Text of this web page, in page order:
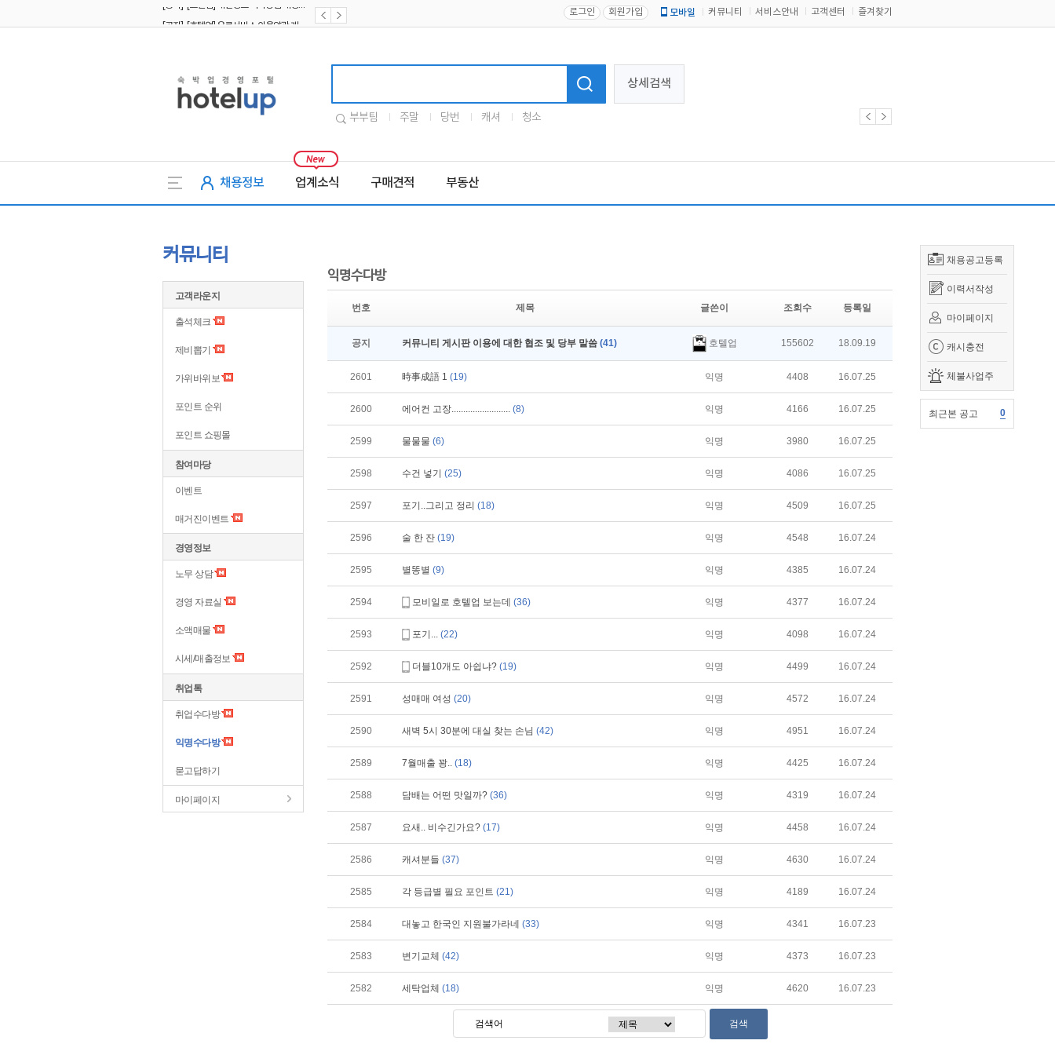
로그인 회원가입 모바일 커뮤니티 서비스안내 고객센터 즐겨찾기
상세검색
부부팀 주말 당번 캐셔 청소
채용정보 업계소식 구매견적 부동산
채용공고등록
이력서작성
마이페이지
캐시충전
체불사업주
최근본 공고 0
커뮤니티
고객라운지
출석체크
제비뽑기
가위바위보
포인트 순위
포인트 쇼핑몰
참여마당
이벤트
매거진이벤트
경영정보
노무 상담
경영 자료실
소액매물
시세/매출정보
취업톡
취업수다방
익명수다방
묻고답하기
마이페이지
익명수다방
번호 제목 글쓴이 조회수 등록일
공지 커뮤니티 게시판 이용에 대한 협조 및 당부 말씀 (41) 호텔업 155602 18.09.19
2601 時事成語 1 (19) 익명 4408 16.07.25
2600 에어컨 고장......................... (8) 익명 4166 16.07.25
2599 물물물 (6) 익명 3980 16.07.25
2598 수건 넣기 (25) 익명 4086 16.07.25
2597 포기..그리고 정리 (18) 익명 4509 16.07.25
2596 술 한 잔 (19) 익명 4548 16.07.24
2595 별똥별 (9) 익명 4385 16.07.24
2594 모비일로 호텔업 보는데 (36) 익명 4377 16.07.24
2593 포기... (22) 익명 4098 16.07.24
2592 더블10개도 아쉽냐? (19) 익명 4499 16.07.24
2591 성매매 여성 (20) 익명 4572 16.07.24
2590 새벽 5시 30분에 대실 찾는 손님 (42) 익명 4951 16.07.24
2589 7월매출 꽝.. (18) 익명 4425 16.07.24
2588 담배는 어떤 맛일까? (36) 익명 4319 16.07.24
2587 요새.. 비수긴가요? (17) 익명 4458 16.07.24
2586 캐셔분들 (37) 익명 4630 16.07.24
2585 각 등급별 필요 포인트 (21) 익명 4189 16.07.24
2584 대놓고 한국인 지원불가라네 (33) 익명 4341 16.07.23
2583 변기교체 (42) 익명 4373 16.07.23
2582 세탁업체 (18) 익명 4620 16.07.23